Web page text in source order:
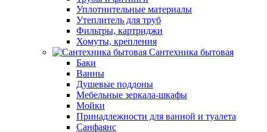
Уплотнительные материалы
Утеплитель для труб
Фильтры, картриджи
Хомуты, крепления
Сантехника бытовая
Баки
Ванны
Душевые поддоны
Мебельные зеркала-шкафы
Мойки
Принадлежности для ванной и туалета
Санфаянс